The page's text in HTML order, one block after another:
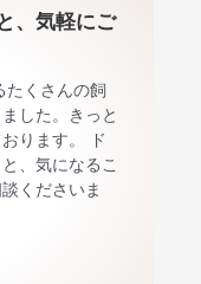
、気軽にご
たくさんの飼
した。きっと
ります。 ド
、気になるこ
くださいま